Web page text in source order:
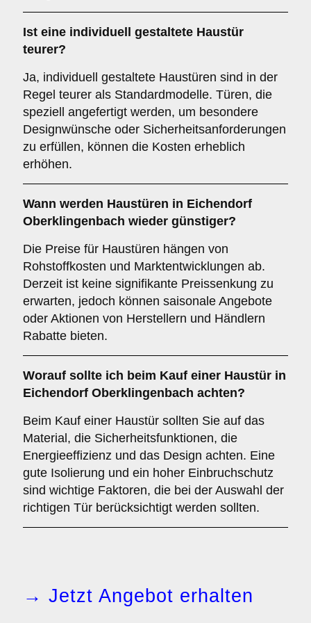
Ist eine individuell gestaltete Haustür
teurer?
Ja, individuell gestaltete Haustüren sind in der
Regel teurer als Standardmodelle. Türen, die
speziell angefertigt werden, um besondere
Designwünsche oder Sicherheitsanforderungen
zu erfüllen, können die Kosten erheblich
erhöhen.
Wann werden Haustüren in Eichendorf
Oberklingenbach wieder günstiger?
Die Preise für Haustüren hängen von
Rohstoffkosten und Marktentwicklungen ab.
Derzeit ist keine signifikante Preissenkung zu
erwarten, jedoch können saisonale Angebote
oder Aktionen von Herstellern und Händlern
Rabatte bieten.
Worauf sollte ich beim Kauf einer Haustür in
Eichendorf Oberklingenbach achten?
Beim Kauf einer Haustür sollten Sie auf das
Material, die Sicherheitsfunktionen, die
Energieeffizienz und das Design achten. Eine
gute Isolierung und ein hoher Einbruchschutz
sind wichtige Faktoren, die bei der Auswahl der
richtigen Tür berücksichtigt werden sollten.
→ Jetzt Angebot erhalten